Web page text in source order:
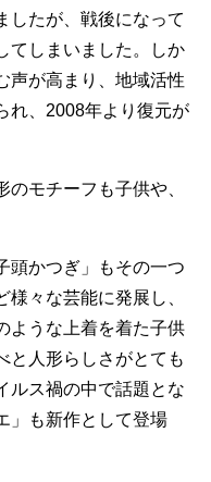
したが、戦後になって
てしまいました。しか
声が高まり、地域活性
れ、2008年より復元が
モチーフも子供や、
頭かつぎ」もその一つ
様々な芸能に発展し、
ような上着を着た子供
と人形らしさがとても
ルス禍の中で話題とな
」も新作として登場